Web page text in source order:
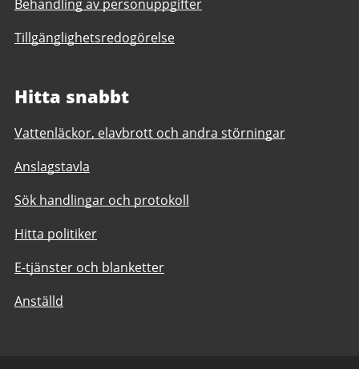
Behandling av personuppgifter
Tillgänglighetsredogörelse
Hitta snabbt
Vattenläckor, elavbrott och andra störningar
Anslagstavla
Sök handlingar och protokoll
Hitta politiker
E-tjänster och blanketter
Anställd